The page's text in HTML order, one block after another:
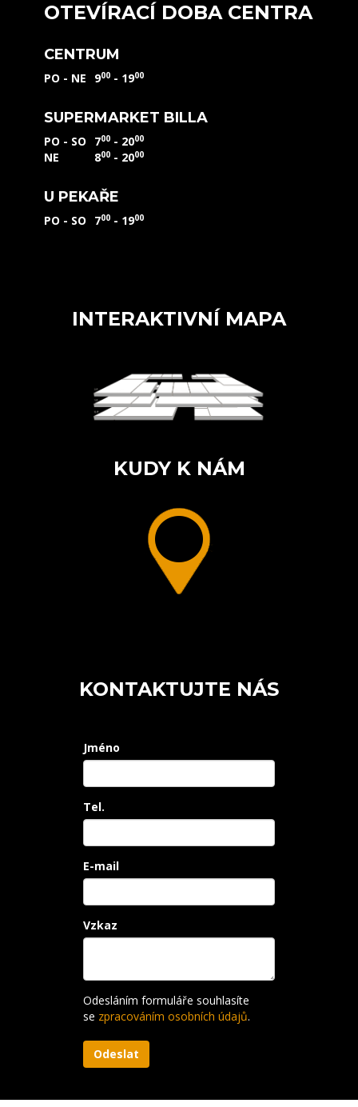
OTEVÍRACÍ DOBA CENTRA
CENTRUM
PO - NE 900 - 1900
SUPERMARKET BILLA
PO - SO 700 - 2000
NE 800 - 2000
U PEKAŘE
PO - SO 700 - 1900
INTERAKTIVNÍ MAPA
KUDY K NÁM
KONTAKTUJTE NÁS
Jméno
Tel.
E-mail
Vzkaz
Odesláním formuláře souhlasíte
se zpracováním osobních údajů.